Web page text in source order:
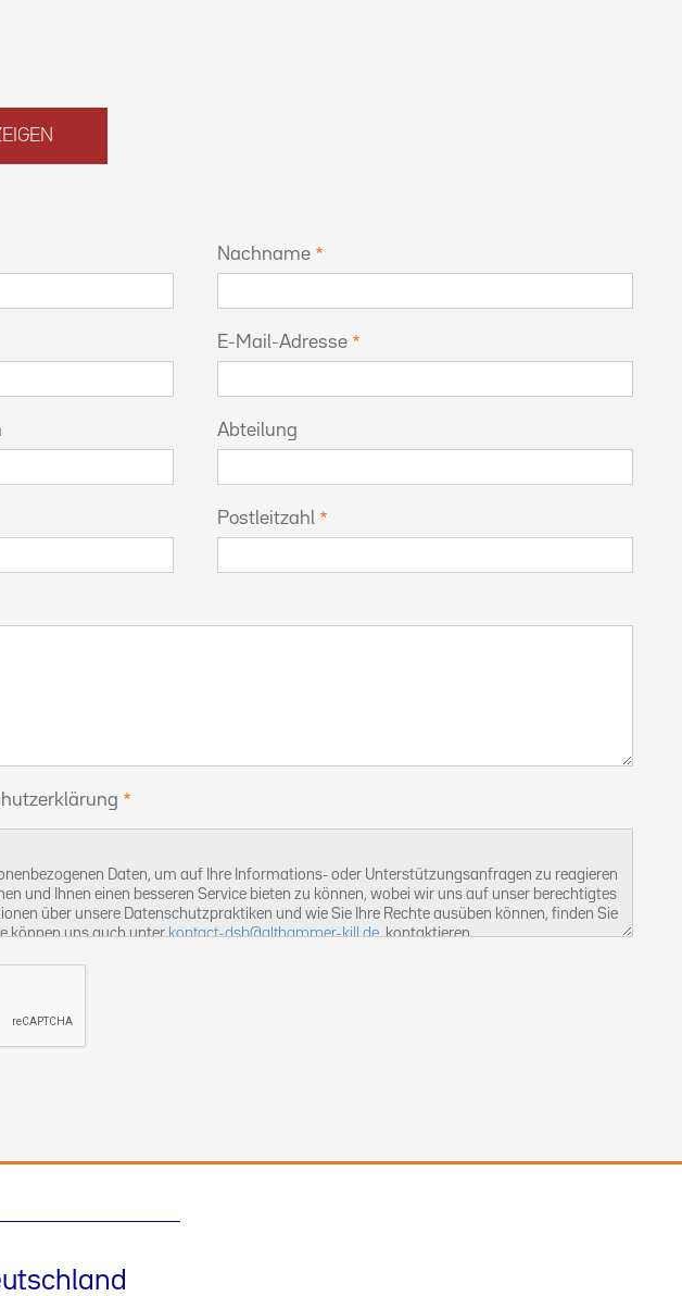
Nachname
E-Mail-Adresse
Abteilung
Postleitzahl
Daten, um auf Ihre Informations- oder Unterstützungsanfragen zu reagieren
und Ihnen einen besseren Service bieten zu können, wobei wir uns auf unser berechtigtes
über unsere Datenschutzpraktiken und wie Sie Ihre Rechte ausüben können, finden Sie
können uns auch unterkontact-dsb@althammer-kill.de. kontaktieren.